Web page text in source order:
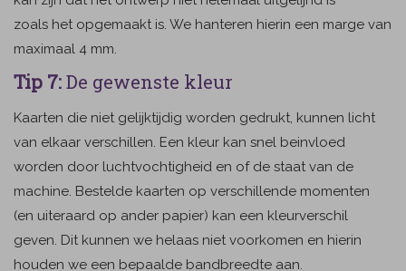
zoals het opgemaakt is. We hanteren hierin een marge van
maximaal 4 mm.
Tip 7:De gewenste kleur
Kaarten die niet gelijktijdig worden gedrukt, kunnen licht
van elkaar verschillen. Een kleur kan snel beinvloed
worden door luchtvochtigheid en of de staat van de
machine. Bestelde kaarten op verschillende momenten
(en uiteraard op ander papier) kan een kleurverschil
geven. Dit kunnen we helaas niet voorkomen en hierin
houden we een bepaalde bandbreedte aan.